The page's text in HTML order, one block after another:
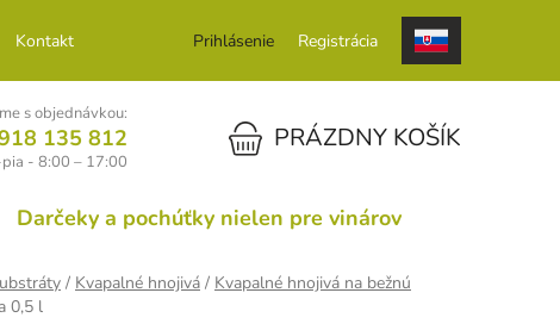
Kontakt Prihlásenie Registrácia
s objednávkou:
135 812
- 8:00 – 17:00
NÁKUPNÝ KOŠÍKPRÁZDNY KOŠÍK
Darčeky a pochúťky nielen pre vinárov
/ Kvapalné hnojivá / Kvapalné hnojivá na bežnú
0,5 l